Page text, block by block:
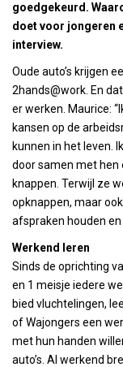
goedgekeurd.
doet voor jongeren
interview.
Oude auto’s krijgen
2hands@work. En
er werken. Maurice:
kansen op de
kunnen in het leven.
door samen met hen
knappen. Terwijl ze
opknappen, maar
afspraken houden en
Werkend leren
Sinds de oprichting
en 1 meisje iedere
bied vluchtelingen,
of Wajongers een
met hun handen
auto’s. Al werkend